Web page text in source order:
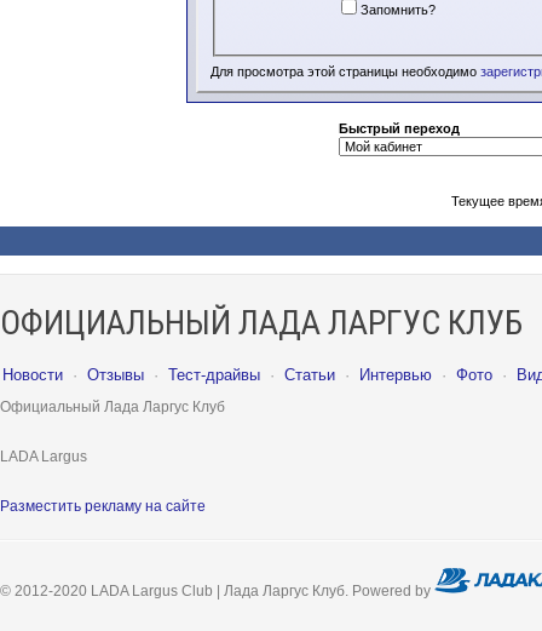
Запомнить?
Для просмотра этой страницы необходимо
Быстрый переход
Текущее
ОФИЦИАЛЬНЫЙ ЛАДА ЛАРГУС КЛУБ
Новости · Отзывы · Тест-драйвы · Статьи · Интервью · Фото ·
Официальный Лада Ларгус Клуб
LADA Largus
Разместить рекламу на сайте
© 2012-2020 LADA Largus Club | Лада Ларгус Клуб. Powered by